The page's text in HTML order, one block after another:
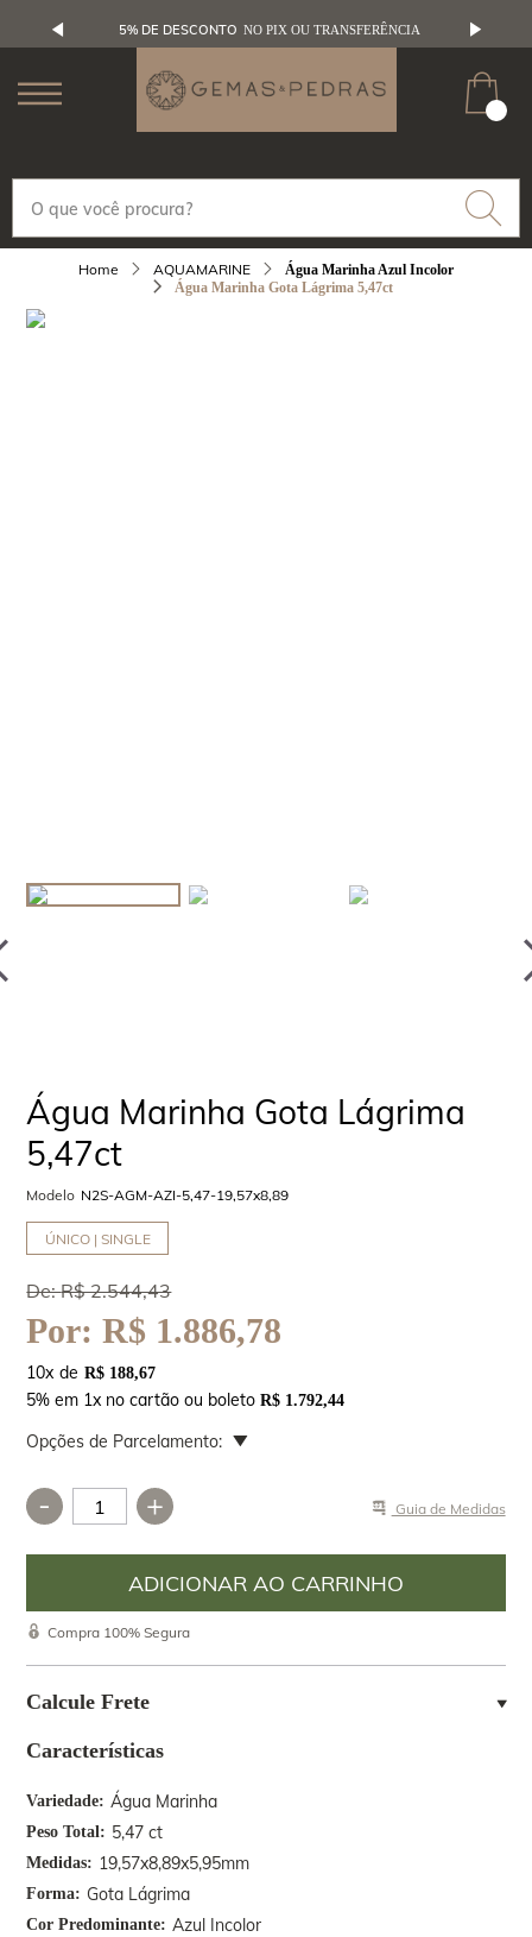
5% DE DESCONTO NO PIX OU TRANSFERÊNCIA
AQUAMARINE
Água Marinha Azul Incolor
Água Marinha Gota Lágrima 5,47ct
Características
Variedade Água Marinha
Peso Total 5,47 ct
Medidas 19,57x8,89x5,95mm
Forma Gota Lágrima
Cor Predominante Azul Incolor
Água Marinha Gota Lágrima
5,47ct
Modelo N2S-AGM-AZI-5,47-19,57x8,89
ÚNICO | SINGLE
De:R$ 2.544,43
Por:R$ 1.886,78
10x R$ 188,67
5% em 1x no cartão ou boletoR$ 1.792,44
Opções de Parcelamento:
- + Guia de Medidas
Compra 100% Segura
Calcule Frete